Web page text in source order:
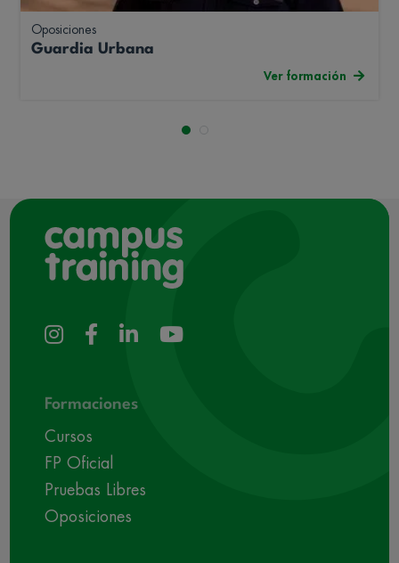
Oposiciones
Guardia Urbana
Ver formación
Formaciones
Cursos
FP Oficial
Pruebas Libres
Oposiciones